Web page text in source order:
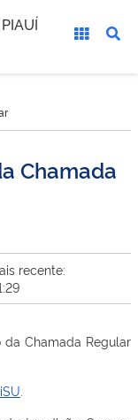
Chamada
recente:
Chamada Regular